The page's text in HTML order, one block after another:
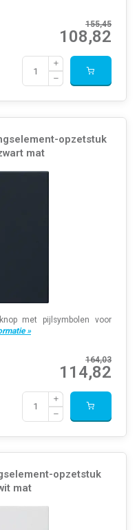
155,45
108,82
opzetstuk
mat
met pijlsymbolen voor
»
164,03
114,82
opzetstuk
mat